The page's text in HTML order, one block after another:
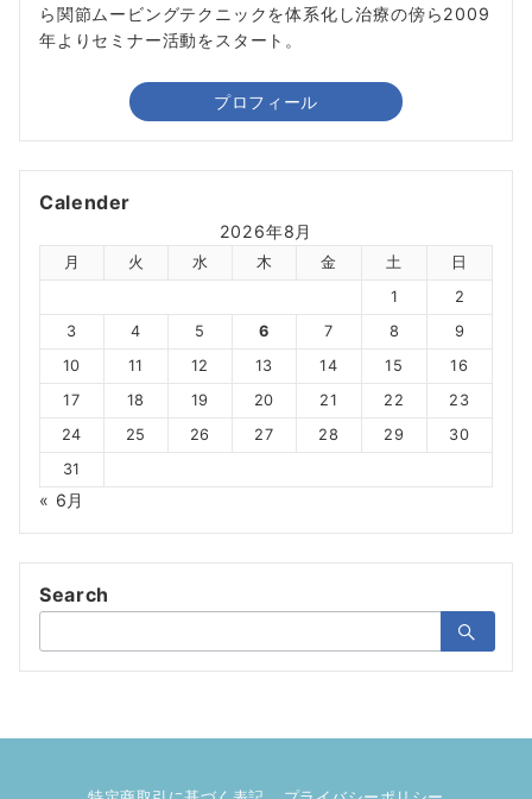
ら関節ムービングテクニックを体系化し治療の傍ら2009
年よりセミナー活動をスタート。
プロフィール
Calender
2026年8月
月 火 水 木 金 土
日
1
2
3
4 5 6 7 8
9
10
11 12 13 14 15
16
17
18 19 20 21 22
23
24
25 26 27 28 29
30
31
« 6月
Search
索：